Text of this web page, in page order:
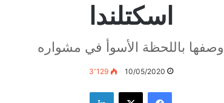
اسكتلندا
وصفها باللحظة الأسوأ في مشواره
10/05/2020 3٬129
فيسبوك ‫X لينكدإن